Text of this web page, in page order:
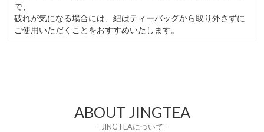
で、
破れが気になる場合には、紐はティーバッグから取り外さずに
ご使用いただくことをおすすめいたします。
ABOUT JINGTEA
- JINGTEAについて-